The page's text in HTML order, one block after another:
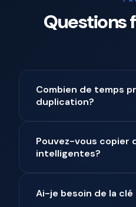
Questions
Combien de temps
duplication?
2 heures selon le type.
les plus rapides, les clés
Pouvez-vous copier
intelligentes?
clés intelligentes et
Ai-je besoin de la clé